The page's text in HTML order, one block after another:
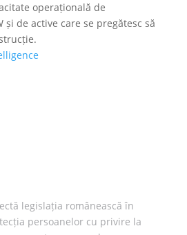
operațională de
și de active care se pregătesc să
legislația românească în
persoanelor cu privire la